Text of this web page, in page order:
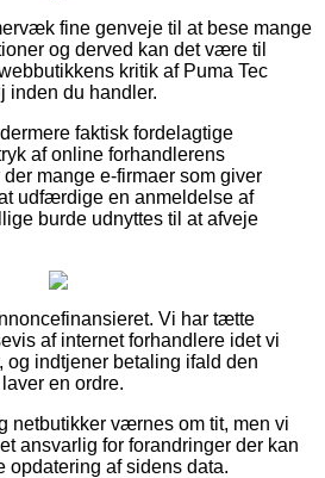
fine genveje til at bese mange
og derved kan det være til
kritik af Puma Tec
inden du handler.
faktisk fordelagtige
af online forhandlerens
mange e-firmaer som giver
udfærdige en anmeldelse af
burde udnyttes til at afveje
Vi har tætte
af internet forhandlere idet vi
og indtjener betaling ifald den
en ordre.
netbutikker værnes om tit, men vi
ansvarlig for forandringer der kan
af sidens data.